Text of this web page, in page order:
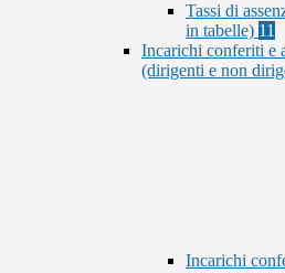
Tassi di
in tabelle) 11
Incarichi conferiti e
(dirigenti e non
Incarichi